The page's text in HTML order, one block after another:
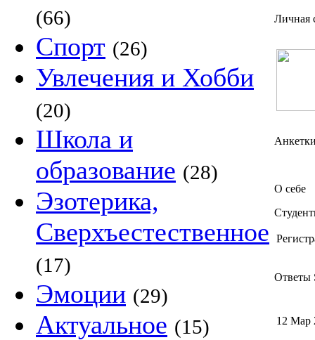
(66)
Спорт (26)
Увлечения и Хобби
(20)
Школа и
образование (28)
Эзотерика,
Сверхъестественное
(17)
Эмоции (29)
Актуальное (15)
Личная
О себе
Ответы
12 Мар